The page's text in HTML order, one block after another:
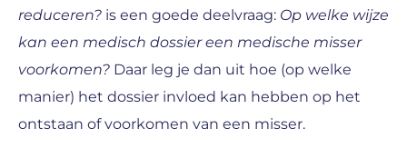
reduceren? is een goede deelvraag: Op welke wijze
kan een medisch dossier een medische misser
voorkomen? Daar leg je dan uit hoe (op welke
manier) het dossier invloed kan hebben op het
ontstaan of voorkomen van een misser.